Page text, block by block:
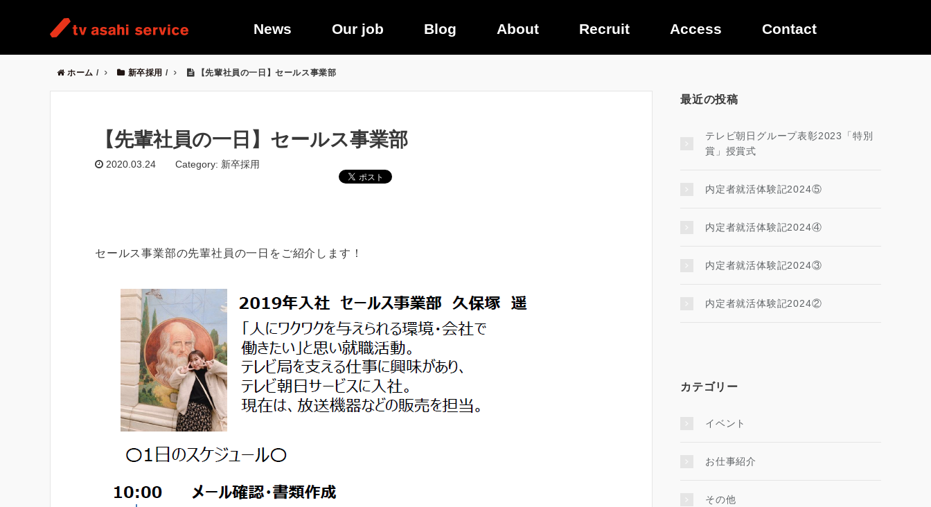
News Our job Blog About Recruit Access Contact
ホーム / 新卒採用 / 【先輩社員の一日】セールス事業部
【先輩社員の一日】セールス事業部
2020.03.24 Category: 新卒採用
セールス事業部の先輩社員の一日をご紹介します！
最近の投稿
テレビ朝日グループ表彰2023「特別
賞」授賞式
内定者就活体験記2024⑤
内定者就活体験記2024④
内定者就活体験記2024③
内定者就活体験記2024②
カテゴリー
イベント
お仕事紹介
その他